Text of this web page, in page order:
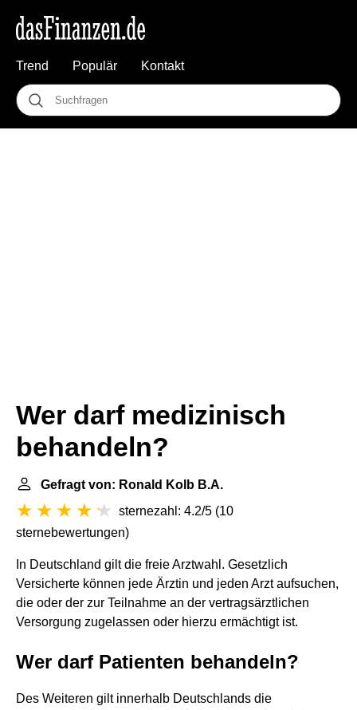
Trend Populär Kontakt
Wer darf medizinisch
behandeln?
Gefragt von: Ronald Kolb B.A.
sternezahl: 4.2/5 (10
sternebewertungen)
In Deutschland gilt die freie Arztwahl. Gesetzlich
Versicherte können jede Ärztin und jeden Arzt aufsuchen,
die oder der zur Teilnahme an der vertragsärztlichen
Versorgung zugelassen oder hierzu ermächtigt ist.
Wer darf Patienten behandeln?
Des Weiteren gilt innerhalb Deutschlands die